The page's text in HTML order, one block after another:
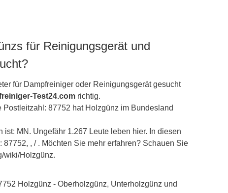
für Reinigungsgerät und
für Dampfreiniger oder Reinigungsgerät gesucht
Test24.com richtig.
Postleitzahl: 87752 hat Holzgünz im Bundesland
ist: MN. Ungefähr 1.267 Leute leben hier. In diesen
87752, , / . Möchten Sie mehr erfahren? Schauen Sie
wiki/Holzgünz.